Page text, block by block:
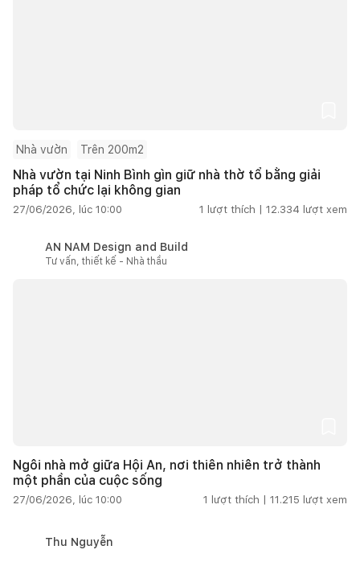
Nhà vườn Trên 200m2
Nhà vườn tại Ninh Bình gìn giữ nhà thờ tổ bằng giải
pháp tổ chức lại không gian
27/06/2026, lúc 10:00 1 lượt thích | 12.334 lượt xem
AN NAM Design and Build
Tư vấn, thiết kế - Nhà thầu
Ngôi nhà mở giữa Hội An, nơi thiên nhiên trở thành
một phần của cuộc sống
27/06/2026, lúc 10:00 1 lượt thích | 11.215 lượt xem
Thu Nguyễn